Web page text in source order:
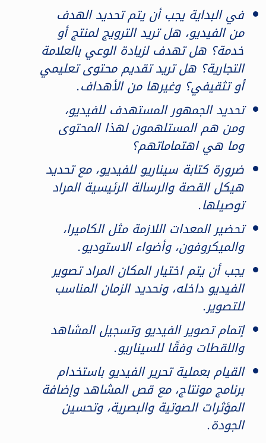
في البداية يجب أن يتم تحديد الهدف
من الفيديو، هل تريد الترويج لمنتج أو
خدمة؟ هل تهدف لزيادة الوعي بالعلامة
التجارية؟ هل تريد تقديم محتوى تعليمي
أو تثقيفي؟ وغيرها من الأهداف.
تحديد الجمهور المستهدف للفيديو،
ومن هم المستلهمون لهذا المحتوى
وما هي اهتماماتهم؟
ضرورة كتابة سيناريو للفيديو، مع تحديد
هيكل القصة والرسالة الرئيسية المراد
توصيلها.
تحضير المعدات اللازمة مثل الكاميرا،
والميكروفون، وأضواء الاستوديو.
يجب أن يتم اختيار المكان المراد تصوير
الفيديو داخله، ونحديد الزمان المناسب
للتصوير.
إتمام تصوير الفيديو وتسجيل المشاهد
واللقطات وفقًا للسيناريو.
القيام بعملية تحرير الفيديو باستخدام
برنامج مونتاج، مع قص المشاهد وإضافة
المؤثرات الصوتية والبصرية، وتحسين
الجودة.